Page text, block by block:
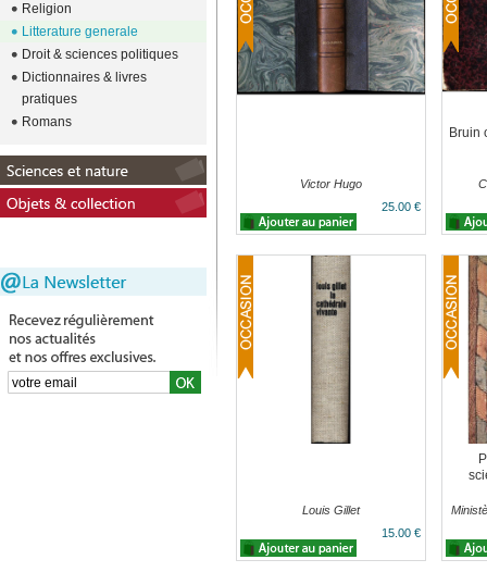
Victor Hugo
25.00 €
Bruin
Louis Gillet
15.00 €
Religion
Litterature generale
Droit & sciences politiques
Dictionnaires & livres
pratiques
Romans